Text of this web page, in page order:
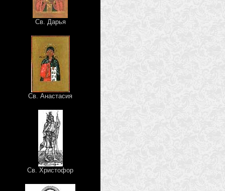
Св. Дарья
Св. Анастасия
Св. Христофор